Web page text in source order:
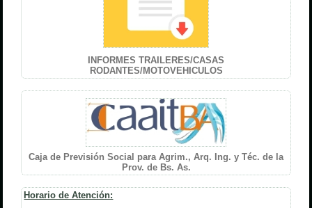
INFORMES TRAILERES/CASAS
RODANTES/MOTOVEHICULOS
Caja de Previsión Social para Agrim., Arq. Ing. y Téc. de la
Prov. de Bs. As.
Horario de Atención: